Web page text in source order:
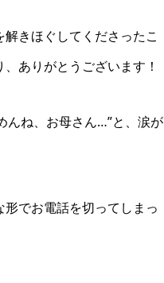
きほぐしてくださったこ
ありがとうございます！
んね、お母さん…”と、涙が
でお電話を切ってしまっ